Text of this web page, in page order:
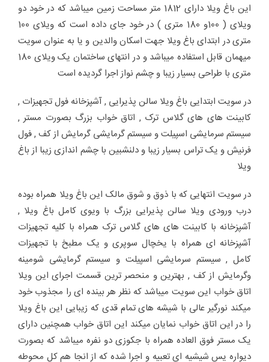
این باغ ویلا دارای 1812 متر مساحت زمین میباشد که در خود دو
ویلای ( 100و 180 متری ) در خود جای داده است که ویلای 100
متری در ابتدای باغ ویلا جهت اسکان والدین و یا به عنوان سویت
میهمان قابل استفاده میباشد و در انتهای ساختمان یک ویلای 180
متری با طراحی بسیار زیبا و چشم نواز اجرا گردیده است
در سویت ابتدایی باغ ویلا سالن پذیرایی , آشپزخانه فول تجهیزات ,
کابینت های های گلاس ترک , اتاق خواب بزرگ بصورت مستر ,
سیستم سرمایشی اسپیلت و سیستم گرمایشی گرمایش از کف , فول
فرنیش و یک تراس بسیار زیبا و دلنشبین با چشم اندازی زیبا از باغ
ویلا
در سویت انتهایی که با ذوق و شوق مالک این باغ ویلا همراه بوده
درب ورودی ویلا سالن پذیرایی بزرگ با ویوی کامل باغ ویلا ,
آشپزخانه با کابینت های های گلاس ترک همراه با کلیه تجهیزات
آشپزخانه ای همراه با یخچال سوپری و یک مطبخ با تجهیزات
کامل , سیستم سرمایشی اسپیلت و سیستم گرمایشی شومینه
وگرمایش از کف , بهترین و منحصر ترین قسمت اجرای این ویلا
اتاق خواب این سویت میباشد که نظر هر بینده ای را مجذوب خود
میکند نورگیر عالی با شیشه های تمام قدی که زیبایی این باغ ویلا
را در این اتاق خواب نمایان میکند این اتاق خواب همچنین دارای
یک مستر فوق العاده همراه با جکوزی دو نفره میباشد که بصورت
دیواره یس شیشیه ای تعبیه و اجرا شده که از انجا هم کل محوطه